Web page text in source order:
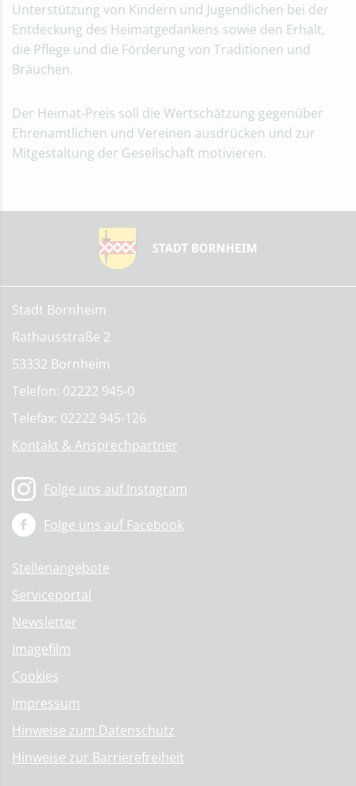
Unterstützung von Kindern und Jugendlichen bei der
Entdeckung des Heimatgedankens sowie den Erhalt,
die Pflege und die Förderung von Traditionen und
Bräuchen.
Der Heimat-Preis soll die Wertschätzung gegenüber
Ehrenamtlichen und Vereinen ausdrücken und zur
Mitgestaltung der Gesellschaft motivieren.
Stadt Bornheim
Rathausstraße 2
53332 Bornheim
Telefon: 02222 945-0
Telefax: 02222 945-126
Kontakt & Ansprechpartner
Folge uns auf Instagram
Folge uns auf Facebook
Stellenangebote
Serviceportal
Newsletter
Imagefilm
Cookies
Impressum
Hinweise zum Datenschutz
Hinweise zur Barrierefreiheit